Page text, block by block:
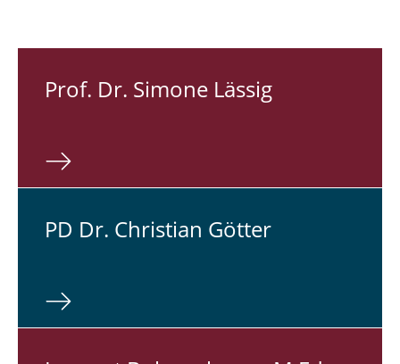
Prof. Dr. Simone Lässig
PD Dr. Chris­ti­an Götter